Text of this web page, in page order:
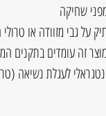
שחיקה
על גבי מזוודה או
זה עומדים בתקנים
לעגלת נשיאה